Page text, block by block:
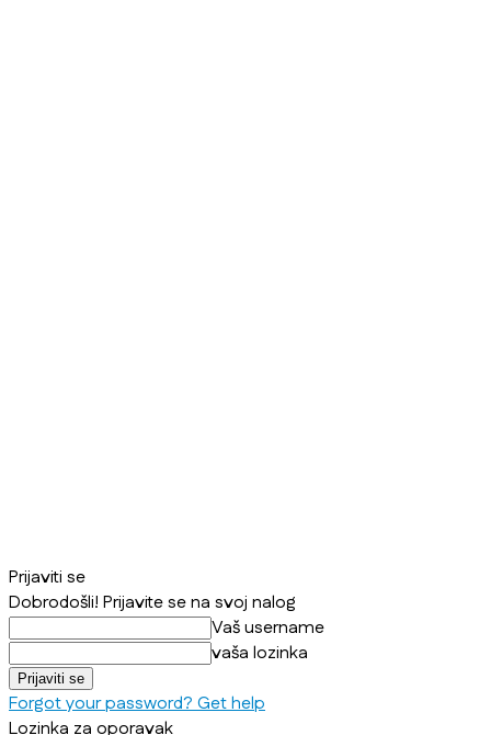
Prijaviti se
Dobrodošli! Prijavite se na svoj nalog
Vaš username
vaša lozinka
Forgot your password? Get help
Lozinka za oporavak